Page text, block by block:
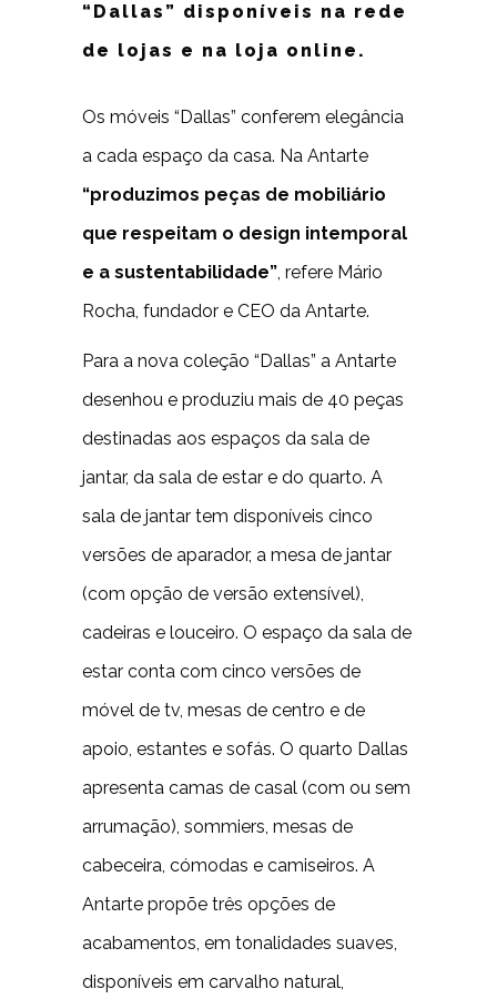
“Dallas” disponíveis na rede
de lojas e na loja online.
Os móveis “Dallas” conferem elegância
a cada espaço da casa. Na Antarte
“produzimos peças de mobiliário
que respeitam o design intemporal
e a sustentabilidade”, refere Mário
Rocha, fundador e CEO da Antarte.
Para a nova coleção “Dallas” a Antarte
desenhou e produziu mais de 40 peças
destinadas aos espaços da sala de
jantar, da sala de estar e do quarto. A
sala de jantar tem disponíveis cinco
versões de aparador, a mesa de jantar
(com opção de versão extensível),
cadeiras e louceiro. O espaço da sala de
estar conta com cinco versões de
móvel de tv, mesas de centro e de
apoio, estantes e sofás. O quarto Dallas
apresenta camas de casal (com ou sem
arrumação), sommiers, mesas de
cabeceira, cómodas e camiseiros. A
Antarte propõe três opções de
acabamentos, em tonalidades suaves,
disponíveis em carvalho natural,